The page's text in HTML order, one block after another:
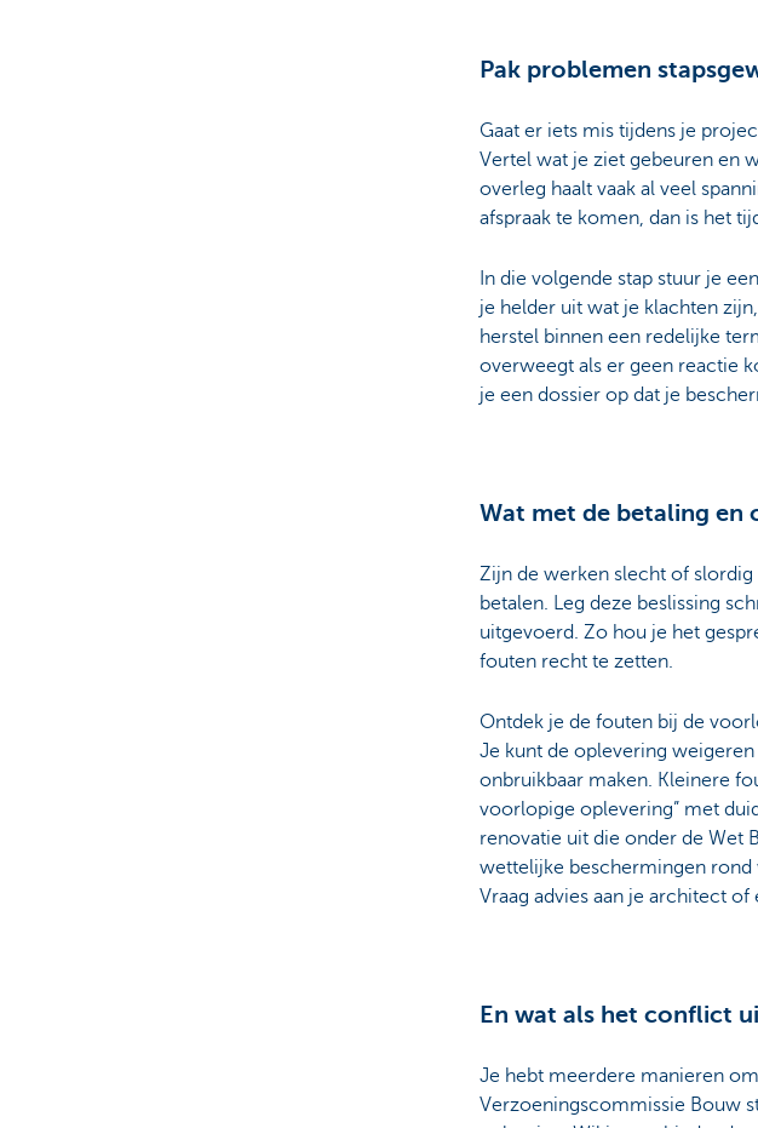
Pak problemen
Gaat er iets mis tijdens je
Vertel wat je ziet gebeuren en
overleg haalt vaak al veel
afspraak te komen, dan is het
In die volgende stap stuur je
je helder uit wat je klachten
herstel binnen een redelijke
overweegt als er geen reactie
je een dossier op dat je
Wat met de betaling en
Zijn de werken slecht of
betalen. Leg deze beslissing
uitgevoerd. Zo hou je het
fouten recht te zetten.
Ontdek je de fouten bij de
Je kunt de oplevering
onbruikbaar maken. Kleinere
voorlopige oplevering” met
renovatie uit die onder de Wet
wettelijke beschermingen
Vraag advies aan je architect of
En wat als het conflict
Je hebt meerdere manieren
Verzoeningscommissie Bouw